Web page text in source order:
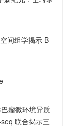
间组学揭示 B
瘤微环境异质
联合揭示三